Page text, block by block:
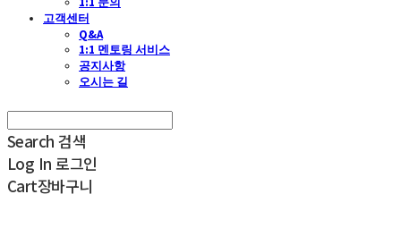
고객센터
Q&A
1:1 멘토링 서비스
공지사항
오시는 길
Search 검색
Log In 로그인
Cart장바구니